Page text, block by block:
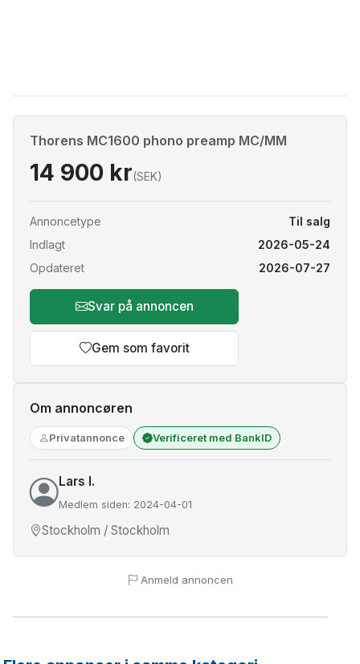
Thorens MC1600 phono preamp MC/MM
14 900 kr(SEK)
Annoncetype
Til salg
Indlagt
2026-05-24
Opdateret
2026-07-27
Svar på annoncen
Gem som favorit
Om annoncøren
Privatannonce Verificeret med BankID
Lars I.
Medlem siden: 2024-04-01
Stockholm / Stockholm
Anmeld annoncen